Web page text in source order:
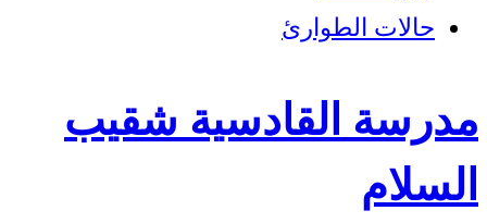
حالات الطوارئ
مدرسة القادسية شقيب
السلام